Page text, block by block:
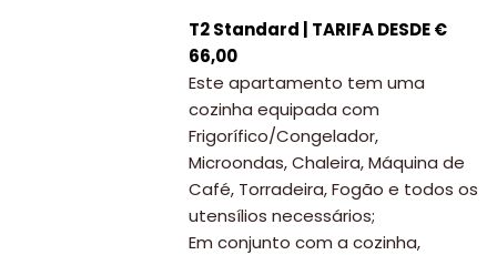
T2 Standard | TARIFA DESDE €
66,00
Este apartamento tem uma
cozinha equipada com
Frigorífico/Congelador,
Microondas, Chaleira, Máquina de
Café, Torradeira, Fogão e todos os
utensílios necessários;
Em conjunto com a cozinha,